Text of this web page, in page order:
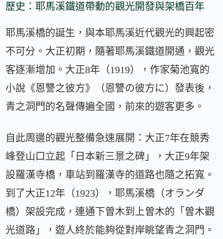
歷史：耶馬溪鐵道帶動的觀光開發與架橋百年
耶馬溪橋的誕生，與本耶馬溪近代觀光的興起密
不可分。大正初期，隨著耶馬溪鐵道開通，觀光
客逐漸增加。大正8年（1919），作家菊池寬的
小說《恩讐之彼方》（恩讐の彼方に）發表後，
青之洞門的名聲傳遍全國，前來的遊客更多。
自此周邊的觀光整備急速展開：大正7年在競秀
峰登山口立起「日本新三景之碑」，大正9年架
設羅漢寺橋，車站到羅漢寺的道路也隨之拓寬。
到了大正12年（1923），耶馬溪橋（オランダ
橋）架設完成，連通下曽木到上曽木的「曽木觀
光道路」，遊人終於能夠從對岸眺望青之洞門。